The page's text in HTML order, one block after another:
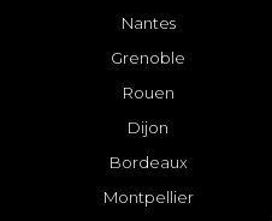
Nantes
Grenoble
Rouen
Dijon
Bordeaux
Montpellier